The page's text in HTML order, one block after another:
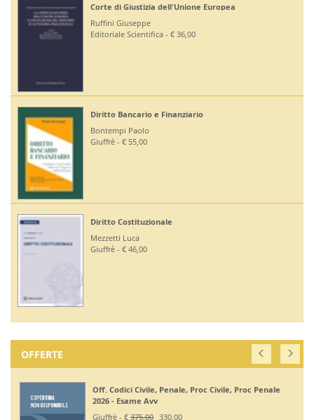
Corte di Giustizia dell'Unione Europea
Ruffini Giuseppe
Editoriale Scientifica - € 36,00
Diritto Bancario e Finanziario
Bontempi Paolo
Giuffrè - € 55,00
Diritto Costituzionale
Mezzetti Luca
Giuffrè - € 46,00
2026 - Esame Avv